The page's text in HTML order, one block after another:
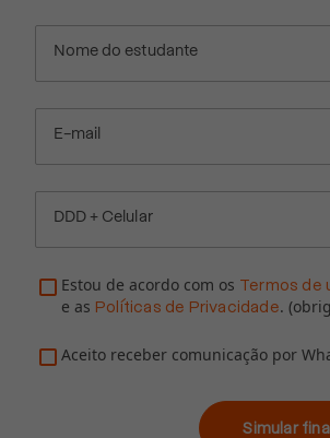
Nome do estudante
E-mail
DDD + Celular
Estou de acordo com os Termos de
e as Políticas de Privacidade.
Aceito receber comunicação por
Simular